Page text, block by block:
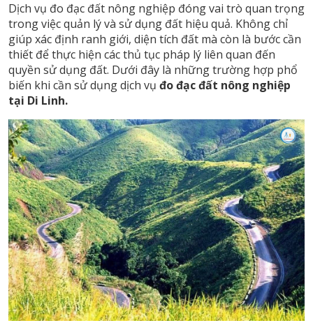
Dịch vụ đo đạc đất nông nghiệp đóng vai trò quan trọng
trong việc quản lý và sử dụng đất hiệu quả. Không chỉ
giúp xác định ranh giới, diện tích đất mà còn là bước cần
thiết để thực hiện các thủ tục pháp lý liên quan đến
quyền sử dụng đất. Dưới đây là những trường hợp phổ
biến khi cần sử dụng dịch vụ đo đạc đất nông nghiệp
tại Di Linh.